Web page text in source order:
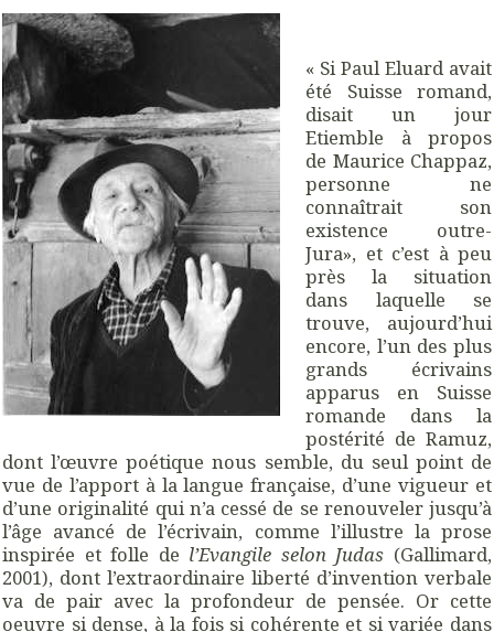
« Si Paul Eluard avait
été Suisse romand,
disait un jour
Etiemble à propos
de Maurice Chappaz,
personne ne
connaîtrait son
existence outre-
Jura», et c’est à peu
près la situation
dans laquelle se
trouve, aujourd’hui
encore, l’un des plus
grands écrivains
apparus en Suisse
romande dans la
postérité de Ramuz,
dont l’œuvre poétique nous semble, du seul point de
vue de l’apport à la langue française, d’une vigueur et
d’une originalité qui n’a cessé de se renouveler jusqu’à
l’âge avancé de l’écrivain, comme l’illustre la prose
inspirée et folle de l’Evangile selon Judas (Gallimard,
2001), dont l’extraordinaire liberté d’invention verbale
va de pair avec la profondeur de pensée. Or cette
oeuvre si dense, à la fois si cohérente et si variée dans